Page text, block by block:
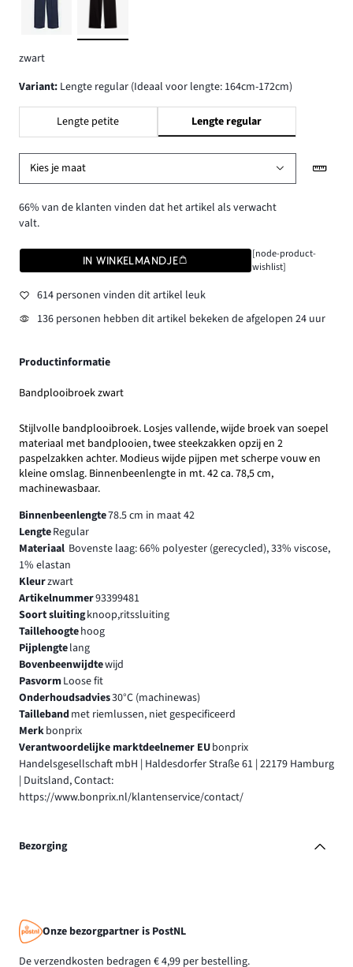
zwart
Variant: Lengte regular (Ideaal voor lengte: 164cm-172cm)
Lengte petite Lengte regular
Kies je maat
66% van de klanten vinden dat het artikel als verwacht
valt.
IN WINKELMANDJE
[node-product-
wishlist]
614 personen vinden dit artikel leuk
136 personen hebben dit artikel bekeken de afgelopen 24 uur
Productinformatie
Bandplooibroek zwart
Stijlvolle bandplooibroek. Losjes vallende, wijde broek van soepel
materiaal met bandplooien, twee steekzakken opzij en 2
paspelzakken achter. Modieus wijde pijpen met scherpe vouw en
kleine omslag. Binnenbeenlengte in mt. 42 ca. 78,5 cm,
machinewasbaar.
Binnenbeenlengte78.5 cm in maat 42
LengteRegular
Materiaal Bovenste laag: 66% polyester (gerecycled), 33% viscose,
1% elastan
Kleurzwart
Artikelnummer93399481
Soort sluitingknoop,ritssluiting
Taillehoogtehoog
Pijplengtelang
Bovenbeenwijdtewijd
PasvormLoose fit
Onderhoudsadvies30°C (machinewas)
Taillebandmet riemlussen, niet gespecificeerd
Merkbonprix
Verantwoordelijke marktdeelnemer EUbonprix
Handelsgesellschaft mbH | Haldesdorfer Straße 61 | 22179 Hamburg
| Duitsland, Contact:
https://www.bonprix.nl/klantenservice/contact/
Bezorging
Onze bezorgpartner is PostNL
De verzendkosten bedragen € 4,99 per bestelling.